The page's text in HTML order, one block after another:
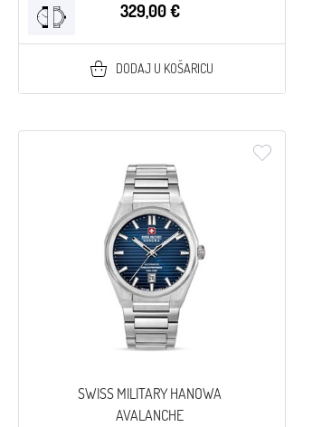
329,00 €
DODAJ U KOŠARICU
SWISS MILITARY HANOWA
AVALANCHE